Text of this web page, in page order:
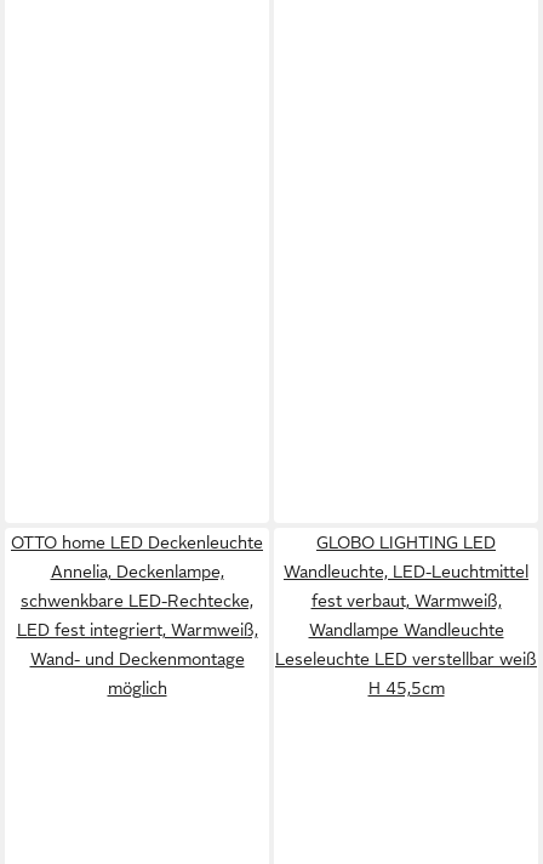
OTTO home LED Deckenleuchte
Annelia, Deckenlampe,
schwenkbare LED-Rechtecke,
LED fest integriert, Warmweiß,
Wand- und Deckenmontage
möglich
GLOBO LIGHTING LED
Wandleuchte, LED-Leuchtmittel
fest verbaut, Warmweiß,
Wandlampe Wandleuchte
Leseleuchte LED verstellbar weiß
H 45,5cm